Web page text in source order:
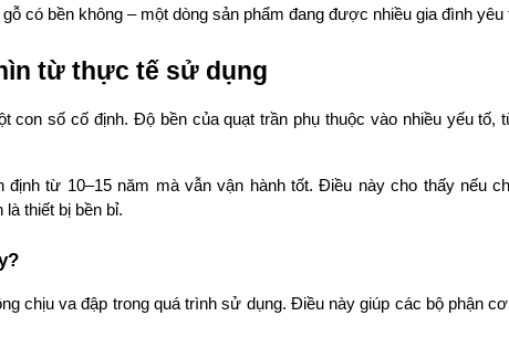
có bền không – một dòng sản phẩm đang được nhiều gia đình yêu
từ thực tế sử dụng
con số cố định. Độ bền của quạt trần phụ thuộc vào nhiều yếu tố,
từ 10–15 năm mà vẫn vận hành tốt. Điều này cho thấy nếu
là thiết bị bền bỉ.
chịu va đập trong quá trình sử dụng. Điều này giúp các bộ phận